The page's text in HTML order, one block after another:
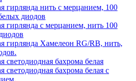
гирлянда нить с мерцанием, 100
диодов
гирлянда с мерцанием, нить 100
гирлянда Хамелеон RG/RB, нить,
светодиодная бахрома белая
светодиодная бахрома белая с